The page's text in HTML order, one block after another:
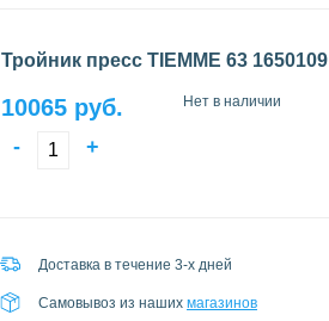
Тройник пресс TIEMME 63 1650109
10065 руб. Нет в наличии
- +
Доставка в течение 3-х дней
Самовывоз из наших магазинов